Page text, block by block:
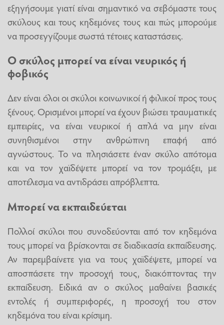
εξηγήσουμε γιατί είναι σημαντικό να σεβόμαστε τους
σκύλους και τους κηδεμόνες τους και πώς μπορούμε
να προσεγγίζουμε σωστά τέτοιες καταστάσεις.
Ο σκύλος μπορεί να είναι νευρικός ή
φοβικός
Δεν είναι όλοι οι σκύλοι κοινωνικοί ή φιλικοί προς τους
ξένους. Ορισμένοι μπορεί να έχουν βιώσει τραυματικές
εμπειρίες, να είναι νευρικοί ή απλά να μην είναι
συνηθισμένοι στην ανθρώπινη επαφή από
αγνώστους. Το να πλησιάσετε έναν σκύλο απότομα
και να τον χαϊδέψετε μπορεί να τον τρομάξει, με
αποτέλεσμα να αντιδράσει απρόβλεπτα.
Μπορεί να εκπαιδεύεται
Πολλοί σκύλοι που συνοδεύονται από τον κηδεμόνα
τους μπορεί να βρίσκονται σε διαδικασία εκπαίδευσης.
Αν παρεμβαίνετε για να τους χαϊδέψετε, μπορεί να
αποσπάσετε την προσοχή τους, διακόπτοντας την
εκπαίδευση. Ειδικά αν ο σκύλος μαθαίνει βασικές
εντολές ή συμπεριφορές, η προσοχή του στον
κηδεμόνα του είναι κρίσιμη.